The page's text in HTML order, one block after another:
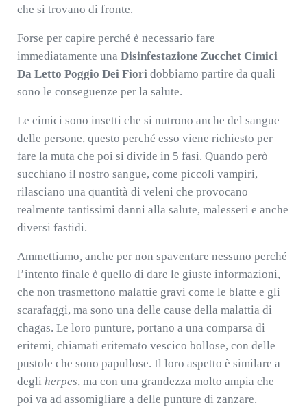
che si trovano di fronte.
Forse per capire perché è necessario fare
immediatamente una Disinfestazione Zucchet Cimici
Da Letto Poggio Dei Fioridobbiamo partire da quali
sono le conseguenze per la salute.
Le cimici sono insetti che si nutrono anche del sangue
delle persone, questo perché esso viene richiesto per
fare la muta che poi si divide in 5 fasi. Quando però
succhiano il nostro sangue, come piccoli vampiri,
rilasciano una quantità di veleni che provocano
realmente tantissimi danni alla salute, malesseri e anche
diversi fastidi.
Ammettiamo, anche per non spaventare nessuno perché
l’intento finale è quello di dare le giuste informazioni,
che non trasmettono malattie gravi come le blatte e gli
scarafaggi, ma sono una delle cause della malattia di
chagas. Le loro punture, portano a una comparsa di
eritemi, chiamati eritemato vescico bollose, con delle
pustole che sono papullose. Il loro aspetto è similare a
degli herpes, ma con una grandezza molto ampia che
poi va ad assomigliare a delle punture di zanzare.